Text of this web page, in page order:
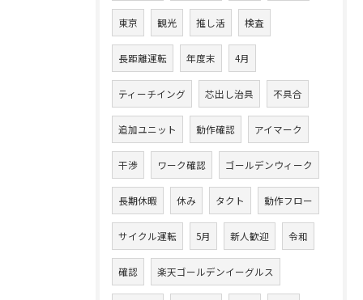
東京 観光 推し活 検査
長距離運転 年度末 4月
ティーチイング 芯出し治具 不具合
追加ユニット 動作確認 アイマーク
干渉 ワーク確認 ゴールデンウィーク
長期休暇 休み タクト 動作フロー
サイクル運転 5月 新人歓迎 令和
確認 楽天ゴールデンイーグルス